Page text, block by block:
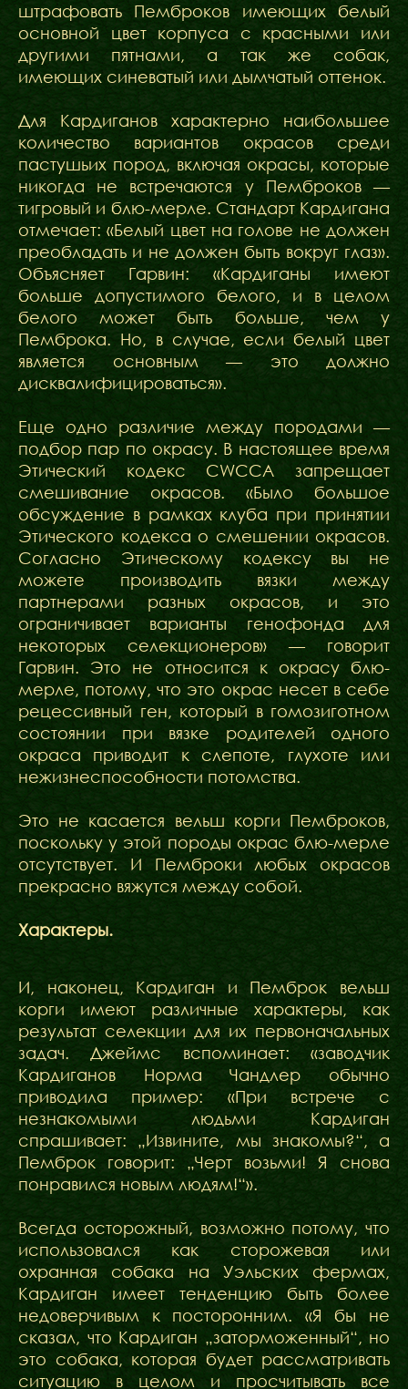
штрафовать Пемброков имеющих белый
основной цвет корпуса с красными или
другими пятнами, а так же собак,
имеющих синеватый или дымчатый оттенок.
Для Кардиганов характерно наибольшее
количество вариантов окрасов среди
пастушьих пород, включая окрасы, которые
никогда не встречаются у Пемброков —
тигровый и блю-мерле. Стандарт Кардигана
отмечает: «Белый цвет на голове не должен
преобладать и не должен быть вокруг глаз».
Объясняет Гарвин: «Кардиганы имеют
больше допустимого белого, и в целом
белого может быть больше, чем у
Пемброка. Но, в случае, если белый цвет
является основным — это должно
дисквалифицироваться».
Еще одно различие между породами —
подбор пар по окрасу. В настоящее время
Этический кодекс CWCCA запрещает
смешивание окрасов. «Было большое
обсуждение в рамках клуба при принятии
Этического кодекса о смешении окрасов.
Согласно Этическому кодексу вы не
можете производить вязки между
партнерами разных окрасов, и это
ограничивает варианты генофонда для
некоторых селекционеров» — говорит
Гарвин. Это не относится к окрасу блю-
мерле, потому, что это окрас несет в себе
рецессивный ген, который в гомозиготном
состоянии при вязке родителей одного
окраса приводит к слепоте, глухоте или
нежизнеспособности потомства.
Это не касается вельш корги Пемброков,
поскольку у этой породы окрас блю-мерле
отсутствует. И Пемброки любых окрасов
прекрасно вяжутся между собой.
Характеры.
И, наконец, Кардиган и Пемброк вельш
корги имеют различные характеры, как
результат селекции для их первоначальных
задач. Джеймс вспоминает: «заводчик
Кардиганов Норма Чандлер обычно
приводила пример: «При встрече с
незнакомыми людьми Кардиган
спрашивает: „Извините, мы знакомы?“, а
Пемброк говорит: „Черт возьми! Я снова
понравился новым людям!“».
Всегда осторожный, возможно потому, что
использовался как сторожевая или
охранная собака на Уэльских фермах,
Кардиган имеет тенденцию быть более
недоверчивым к посторонним. «Я бы не
сказал, что Кардиган „заторможенный“, но
это собака, которая будет рассматривать
ситуацию в целом и просчитывать все